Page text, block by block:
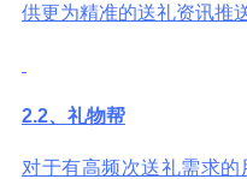
供更为精准的送礼资讯推送
2.2、礼物帮
对于有高频次送礼需求